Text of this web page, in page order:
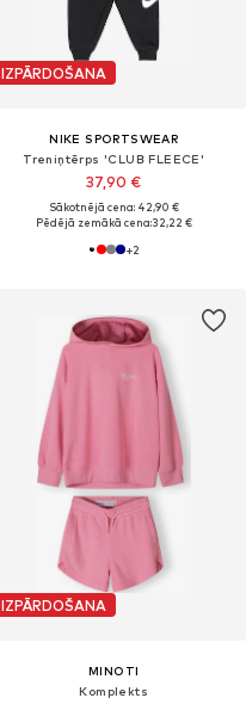
IZPĀRDOŠANA
NIKE SPORTSWEAR
Treniņtērps 'CLUB FLEECE'
37,90 €
Sākotnējā cena: 42,90 €
Pēdējā zemākā cena:32,22 €
+2
IZPĀRDOŠANA
MINOTI
Komplekts